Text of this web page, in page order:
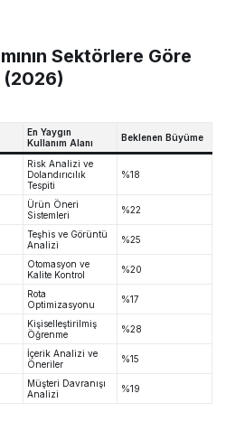
Sektörlere Göre
(2026)
En Yaygın
Kullanım Alanı
Beklenen Büyüme
Risk Analizi ve
Dolandırıcılık
Tespiti
%18
Ürün Öneri
Sistemleri
%22
Teşhis ve Görüntü
Analizi
%25
Otomasyon ve
Kalite Kontrol
%20
Rota
Optimizasyonu
%17
Kişiselleştirilmiş
Öğrenme
%28
İçerik Analizi ve
Öneriler
%15
Müşteri Davranışı
Analizi
%19